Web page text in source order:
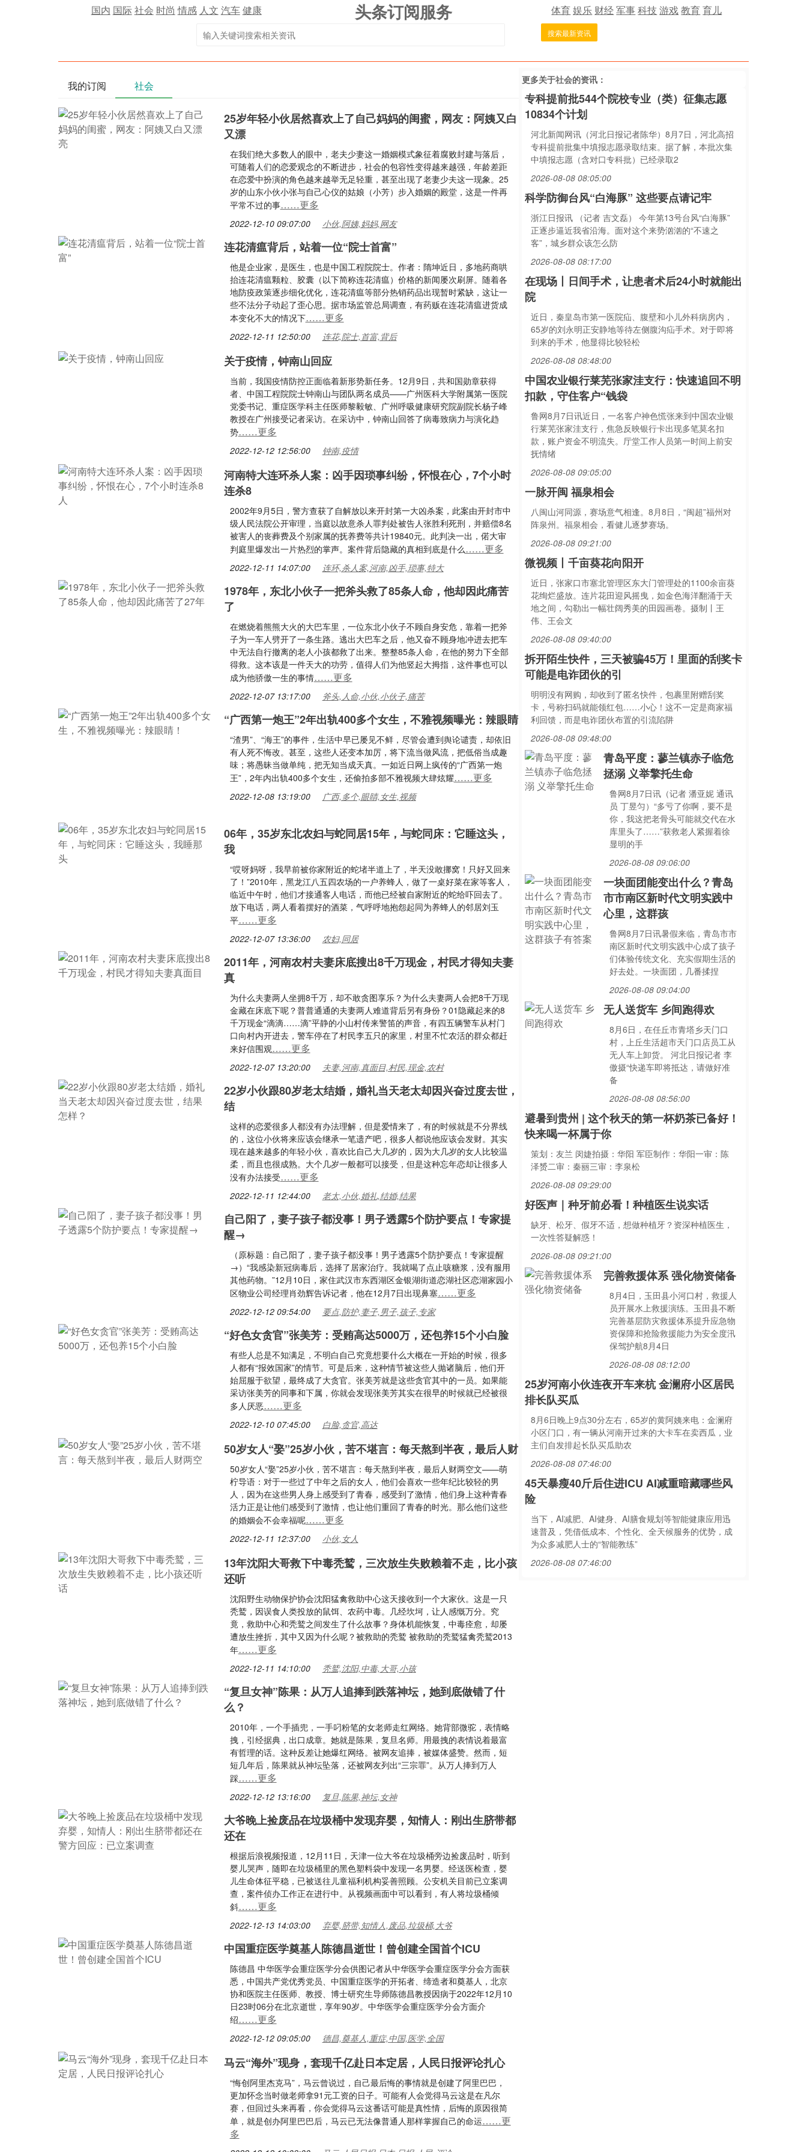
国内 国际社会 时尚 情感 人文 汽车健康 头条订阅服务 体育娱乐 财经军事科技游戏教育育儿
搜索最新资讯
我的订阅 社会
25岁年轻小伙居然喜欢上了自己妈妈的闺蜜，网友：阿姨又白
又漂
在我们绝大多数人的眼中，老夫少妻这一婚姻模式象征着腐败封建与落后，
可随着人们的恋爱观念的不断进步，社会的包容性变得越来越强，年龄差距
在恋爱中扮演的角色越来越举无足轻重，甚至出现了老妻少夫这一现象。25
岁的山东小伙小张与自己心仪的姑娘（小芳）步入婚姻的殿堂，这是一件再
平常不过的事……更多
2022-12-10 09:07:00 小伙,阿姨,妈妈,网友
连花清瘟背后，站着一位“院士首富”
他是企业家，是医生，也是中国工程院院士。作者：隋坤近日，多地药商哄
抬连花清瘟颗粒、胶囊（以下简称连花清瘟）价格的新闻屡次刷屏。随着各
地防疫政策逐步细化优化，连花清瘟等部分热销药品出现暂时紧缺，这让一
些不法分子动起了歪心思。据市场监管总局调查，有药贩在连花清瘟进货成
本变化不大的情况下……更多
2022-12-11 12:50:00 连花,院士,首富,背后
关于疫情，钟南山回应
当前，我国疫情防控正面临着新形势新任务。12月9日，共和国勋章获得
者、中国工程院院士钟南山与团队两名成员——广州医科大学附属第一医院
党委书记、重症医学科主任医师黎毅敏、广州呼吸健康研究院副院长杨子峰
教授在广州接受记者采访。在采访中，钟南山回答了病毒致病力与演化趋
势……更多
2022-12-12 12:56:00 钟南,疫情
河南特大连环杀人案：凶手因琐事纠纷，怀恨在心，7个小时
连杀8
2002年9月5日，警方查获了自解放以来开封第一大凶杀案，此案由开封市中
级人民法院公开审理，当庭以故意杀人罪判处被告人张胜利死刑，并赔偿8名
被害人的丧葬费及个别家属的抚养费等共计19840元。此判决一出，偌大审
判庭里爆发出一片热烈的掌声。案件背后隐藏的真相到底是什么……更多
2022-12-11 14:07:00 连环,杀人案,河南,凶手,琐事,特大
1978年，东北小伙子一把斧头救了85条人命，他却因此痛苦
了
在燃烧着熊熊大火的大巴车里，一位东北小伙子不顾自身安危，靠着一把斧
子为一车人劈开了一条生路。逃出大巴车之后，他又奋不顾身地冲进去把车
中无法自行撤离的老人小孩都救了出来。整整85条人命，在他的努力下全部
得救。这本该是一件天大的功劳，值得人们为他竖起大拇指，这件事也可以
成为他骄傲一生的事情……更多
2022-12-07 13:17:00 斧头,人命,小伙,小伙子,痛苦
“广西第一炮王”2年出轨400多个女生，不雅视频曝光：辣眼睛
“渣男”、“海王”的事件，生活中早已屡见不鲜，尽管会遭到舆论谴责，却依旧
有人死不悔改。甚至，这些人还变本加厉，将下流当做风流，把低俗当成趣
味；将愚昧当做单纯，把无知当成天真。一如近日网上疯传的“广西第一炮
王”，2年内出轨400多个女生，还偷拍多部不雅视频大肆炫耀……更多
2022-12-08 13:19:00 广西,多个,眼睛,女生,视频
06年，35岁东北农妇与蛇同居15年，与蛇同床：它睡这头，
我
“哎呀妈呀，我早前被你家附近的蛇堵半道上了，半天没敢挪窝！只好又回来
了！”2010年，黑龙江八五四农场的一户养蜂人，做了一桌好菜在家等客人，
临近中午时，他们才接通客人电话，而他已经被自家附近的蛇给吓回去了。
放下电话，两人看着摆好的酒菜，气呼呼地抱怨起同为养蜂人的邻居刘玉
平……更多
2022-12-07 13:36:00 农妇,同居
2011年，河南农村夫妻床底搜出8千万现金，村民才得知夫妻
真
为什么夫妻两人坐拥8千万，却不敢贪图享乐？为什么夫妻两人会把8千万现
金藏在床底下呢？普普通通的夫妻两人难道背后另有身份？01隐藏起来的8
千万现金“滴滴……滴”平静的小山村传来警笛的声音，有四五辆警车从村门
口向村内开进去，警车停在了村民李五只的家里，村里不忙农活的群众都赶
来好信围观……更多
2022-12-07 13:20:00 夫妻,河南,真面目,村民,现金,农村
22岁小伙跟80岁老太结婚，婚礼当天老太却因兴奋过度去世，
结
这样的恋爱很多人都没有办法理解，但是爱情来了，有的时候就是不分界线
的，这位小伙将来应该会继承一笔遗产吧，很多人都说他应该会发财。其实
现在越来越多的年轻小伙，喜欢比自己大几岁的，因为大几岁的女人比较温
柔，而且也很成熟。大个几岁一般都可以接受，但是这种忘年恋却让很多人
没有办法接受……更多
2022-12-11 12:44:00 老太,小伙,婚礼,结婚,结果
自己阳了，妻子孩子都没事！男子透露5个防护要点！专家提
醒→
（原标题：自己阳了，妻子孩子都没事！男子透露5个防护要点！专家提醒
→）“我感染新冠病毒后，选择了居家治疗。我就喝了点止咳糖浆，没有服用
其他药物。”12月10日，家住武汉市东西湖区金银湖街道恋湖社区恋湖家园小
区物业公司经理肖劲辉告诉记者，他在12月7日出现鼻塞……更多
2022-12-12 09:54:00 要点,防护,妻子,男子,孩子,专家
“好色女贪官”张美芳：受贿高达5000万，还包养15个小白脸
有些人总是不知满足，不明白自己究竟想要什么大概在一开始的时候，很多
人都有“报效国家”的情节。可是后来，这种情节被这些人抛诸脑后，他们开
始屈服于欲望，最终成了大贪官。张美芳就是这些贪官其中的一员。如果能
采访张美芳的同事和下属，你就会发现张美芳其实在很早的时候就已经被很
多人厌恶……更多
2022-12-10 07:45:00 白脸,贪官,高达
50岁女人“娶”25岁小伙，苦不堪言：每天熬到半夜，最后人财
50岁女人“娶”25岁小伙，苦不堪言：每天熬到半夜，最后人财两空文——萌
柠导语：对于一些过了中年之后的女人，他们会喜欢一些年纪比较轻的男
人，因为在这些男人身上感受到了青春，感受到了激情，他们身上这种青春
活力正是让他们感受到了激情，也让他们重回了青春的时光。那么他们这些
的婚姻会不会幸福呢……更多
2022-12-11 12:37:00 小伙,女人
13年沈阳大哥救下中毒秃鹫，三次放生失败赖着不走，比小孩
还听
沈阳野生动物保护协会沈阳猛禽救助中心这天接收到一个大家伙。这是一只
秃鹫，因误食人类投放的鼠饵、农药中毒。几经坎坷，让人感慨万分。究
竟，救助中心和秃鹫之间发生了什么故事？身体机能恢复，中毒痊愈，却屡
遭放生挫折，其中又因为什么呢？被救助的秃鹫 被救助的秃鹫猛禽秃鹫2013
年……更多
2022-12-11 14:10:00 秃鹫,沈阳,中毒,大哥,小孩
“复旦女神”陈果：从万人追捧到跌落神坛，她到底做错了什
么？
2010年，一个手插兜，一手叼粉笔的女老师走红网络。她背部微驼，表情略
拽，引经据典，出口成章。她就是陈果，复旦名师。用最拽的表情说着最富
有哲理的话。这种反差让她爆红网络。被网友追捧，被媒体盛赞。然而，短
短几年后，陈果就从神坛坠落，还被网友列出“三宗罪”。从万人捧到万人
踩……更多
2022-12-12 13:16:00 复旦,陈果,神坛,女神
大爷晚上捡废品在垃圾桶中发现弃婴，知情人：刚出生脐带都
还在
根据后浪视频报道，12月11日，天津一位大爷在垃圾桶旁边捡废品时，听到
婴儿哭声，随即在垃圾桶里的黑色塑料袋中发现一名男婴。经送医检查，婴
儿生命体征平稳，已被送往儿童福利机构妥善照顾。公安机关目前已立案调
查，案件侦办工作正在进行中。从视频画面中可以看到，有人将垃圾桶倾
斜……更多
2022-12-13 14:03:00 弃婴,脐带,知情人,废品,垃圾桶,大爷
中国重症医学奠基人陈德昌逝世！曾创建全国首个ICU
陈德昌 中华医学会重症医学分会供图记者从中华医学会重症医学分会方面获
悉，中国共产党优秀党员、中国重症医学的开拓者、缔造者和奠基人，北京
协和医院主任医师、教授、博士研究生导师陈德昌教授因病于2022年12月10
日23时06分在北京逝世，享年90岁。中华医学会重症医学分会方面介
绍……更多
2022-12-12 09:05:00 德昌,奠基人,重症,中国,医学,全国
马云“海外”现身，套现千亿赴日本定居，人民日报评论扎心
“悔创阿里杰克马”，马云曾说过，自己最后悔的事情就是创建了阿里巴巴，
更加怀念当时做老师拿91元工资的日子。可能有人会觉得马云这是在凡尔
赛，但回过头来再看，你会觉得马云这番话可能是真性情，后悔的原因很简
单，就是创办阿里巴巴后，马云已无法像普通人那样掌握自己的命运……更
多
更多关于社会的资讯：
专科提前批544个院校专业（类）征集志愿
10834个计划
河北新闻网讯（河北日报记者陈华）8月7日，河北高招
专科提前批集中填报志愿录取结束。据了解，本批次集
中填报志愿（含对口专科批）已经录取2
2026-08-08 08:05:00
科学防御台风“白海豚” 这些要点请记牢
浙江日报讯 （记者 吉文磊） 今年第13号台风“白海豚”
正逐步逼近我省沿海。面对这个来势汹汹的“不速之
客”，城乡群众该怎么防
2026-08-08 08:17:00
在现场丨日间手术，让患者术后24小时就能出
院
近日，秦皇岛市第一医院疝、腹壁和小儿外科病房内，
65岁的刘永明正安静地等待左侧腹沟疝手术。对于即将
到来的手术，他显得比较轻松
2026-08-08 08:48:00
中国农业银行莱芜张家洼支行：快速追回不明
扣款，守住客户“钱袋
鲁网8月7日讯近日，一名客户神色慌张来到中国农业银
行莱芜张家洼支行，焦急反映银行卡出现多笔莫名扣
款，账户资金不明流失。厅堂工作人员第一时间上前安
抚情绪
2026-08-08 09:05:00
一脉开闽 福泉相会
八闽山河同源，赛场意气相逢。8月8日，“闽超”福州对
阵泉州。福泉相会，看健儿逐梦赛场。
2026-08-08 09:21:00
微视频丨千亩葵花向阳开
近日，张家口市塞北管理区东大门管理处的1100余亩葵
花绚烂盛放。连片花田迎风摇曳，如金色海洋翻涌于天
地之间，勾勒出一幅壮阔秀美的田园画卷。摄制丨王
伟、王会文
2026-08-08 09:40:00
拆开陌生快件，三天被骗45万！里面的刮奖卡
可能是电诈团伙的引
明明没有网购，却收到了匿名快件，包裹里附赠刮奖
卡，号称扫码就能领红包……小心！这不一定是商家福
利回馈，而是电诈团伙布置的引流陷阱
2026-08-08 09:48:00
青岛平度：蓼兰镇赤子临危
拯溺 义举擎托生命
鲁网8月7日讯（记者 潘亚妮 通讯
员 丁昱匀）“多亏了你啊，要不是
你，我这把老骨头可能就交代在水
库里头了……”获救老人紧握着徐
显明的手
2026-08-08 09:06:00
一块面团能变出什么？青岛
市市南区新时代文明实践中
心里，这群孩
鲁网8月7日讯暑假来临，青岛市市
南区新时代文明实践中心成了孩子
们体验传统文化、充实假期生活的
好去处。一块面团，几番揉捏
2026-08-08 09:04:00
无人送货车 乡间跑得欢
8月6日，在任丘市青塔乡天门口
村，上丘生活超市天门口店员工从
无人车上卸货。 河北日报记者 李
傲摄“快递车即将抵达，请做好准
备
2026-08-08 08:56:00
避暑到贵州 | 这个秋天的第一杯奶茶已备好！
快来喝一杯属于你
策划：友兰 闵婕拍摄：华阳 军臣制作：华阳一审：陈
泽赟二审：秦丽三审：李泉松
2026-08-08 09:29:00
好医声｜种牙前必看！种植医生说实话
缺牙、松牙、假牙不适，想做种植牙？资深种植医生，
一次性答疑解惑！
2026-08-08 09:21:00
完善救援体系 强化物资储备
8月4日，玉田县小河口村，救援人
员开展水上救援演练。玉田县不断
完善基层防灾救援体系提升应急物
资保障和抢险救援能力为安全度汛
保驾护航8月4日
2026-08-08 08:12:00
25岁河南小伙连夜开车来杭 金澜府小区居民
排长队买瓜
8月6日晚上9点30分左右，65岁的黄阿姨来电：金澜府
小区门口，有一辆从河南开过来的大卡车在卖西瓜，业
主们自发排起长队买瓜助农
2026-08-08 07:46:00
45天暴瘦40斤后住进ICU AI减重暗藏哪些风
险
当下，AI减肥、AI健身、AI膳食规划等智能健康应用迅
速普及，凭借低成本、个性化、全天候服务的优势，成
为众多减肥人士的“智能教练”
2026-08-08 07:46:00